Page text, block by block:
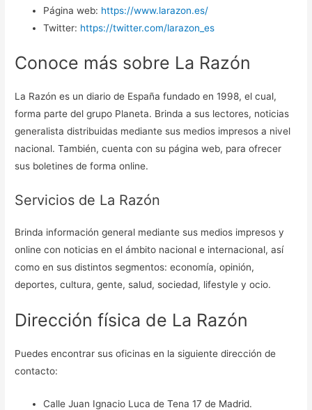
Página web: https://www.larazon.es/
Twitter: https://twitter.com/larazon_es
Conoce más sobre La Razón
La Razón es un diario de España fundado en 1998, el cual,
forma parte del grupo Planeta. Brinda a sus lectores, noticias
generalista distribuidas mediante sus medios impresos a nivel
nacional. También, cuenta con su página web, para ofrecer
sus boletines de forma online.
Servicios de La Razón
Brinda información general mediante sus medios impresos y
online con noticias en el ámbito nacional e internacional, así
como en sus distintos segmentos: economía, opinión,
deportes, cultura, gente, salud, sociedad, lifestyle y ocio.
Dirección física de La Razón
Puedes encontrar sus oficinas en la siguiente dirección de
contacto:
Calle Juan Ignacio Luca de Tena 17 de Madrid.